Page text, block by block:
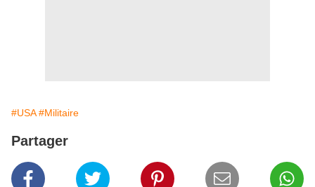
#USA #Militaire
Partager